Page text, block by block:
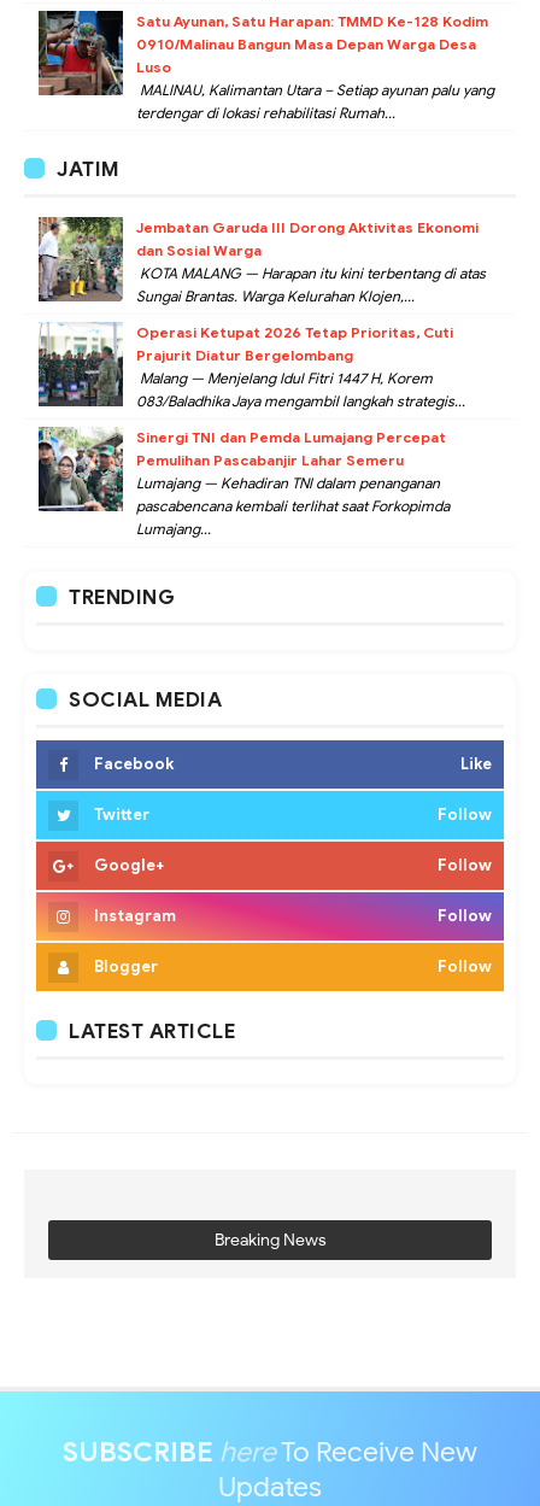
Satu Ayunan, Satu Harapan: TMMD Ke-128 Kodim
0910/Malinau Bangun Masa Depan Warga Desa
Luso
MALINAU, Kalimantan Utara – Setiap ayunan palu yang
terdengar di lokasi rehabilitasi Rumah...
JATIM
Jembatan Garuda III Dorong Aktivitas Ekonomi
dan Sosial Warga
KOTA MALANG — Harapan itu kini terbentang di atas
Sungai Brantas. Warga Kelurahan Klojen,...
Operasi Ketupat 2026 Tetap Prioritas, Cuti
Prajurit Diatur Bergelombang
Malang — Menjelang Idul Fitri 1447 H, Korem
083/Baladhika Jaya mengambil langkah strategis...
Sinergi TNI dan Pemda Lumajang Percepat
Pemulihan Pascabanjir Lahar Semeru
Lumajang — Kehadiran TNI dalam penanganan
pascabencana kembali terlihat saat Forkopimda
Lumajang...
TRENDING
SOCIAL MEDIA
Facebook Like
Twitter Follow
Google+ Follow
Instagram Follow
Blogger Follow
LATEST ARTICLE
Breaking News
SUBSCRIBE hereTo Receive New
Updates